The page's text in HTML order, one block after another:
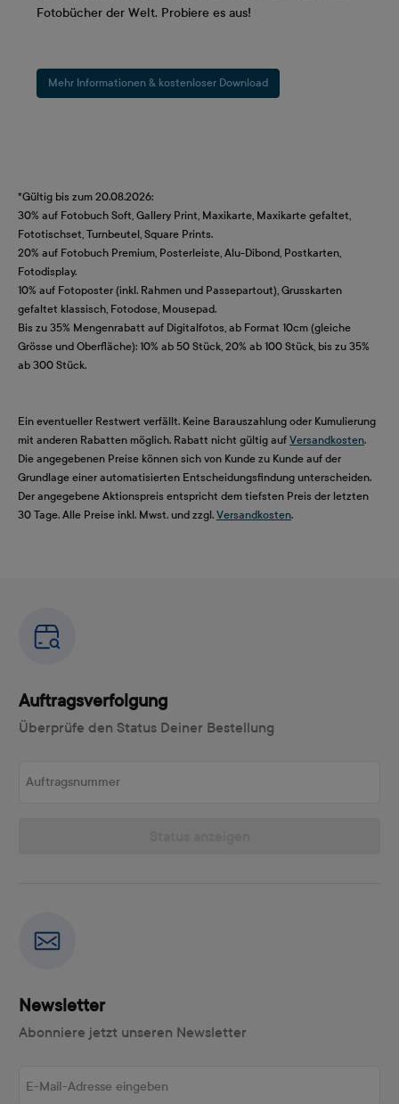
Fotobücher der Welt. Probiere es aus!
Mehr Informationen & kostenloser Download
*Gültig bis zum 20.08.2026:
30% auf Fotobuch Soft, Gallery Print, Maxikarte, Maxikarte gefaltet,
Fototischset, Turnbeutel, Square Prints.
20% auf Fotobuch Premium, Posterleiste, Alu-Dibond, Postkarten,
Fotodisplay.
10% auf Fotoposter (inkl. Rahmen und Passepartout), Grusskarten
gefaltet klassisch, Fotodose, Mousepad.
Bis zu 35% Mengenrabatt auf Digitalfotos, ab Format 10cm (gleiche
Grösse und Oberfläche): 10% ab 50 Stück, 20% ab 100 Stück, bis zu 35%
ab 300 Stück.
Ein eventueller Restwert verfällt. Keine Barauszahlung oder Kumulierung
mit anderen Rabatten möglich. Rabatt nicht gültig auf Versandkosten.
Die angegebenen Preise können sich von Kunde zu Kunde auf der
Grundlage einer automatisierten Entscheidungsfindung unterscheiden.
Der angegebene Aktionspreis entspricht dem tiefsten Preis der letzten
30 Tage. Alle Preise inkl. Mwst. und zzgl. Versandkosten.
Auftragsverfolgung
Überprüfe den Status Deiner Bestellung
Newsletter
Abonniere jetzt unseren Newsletter